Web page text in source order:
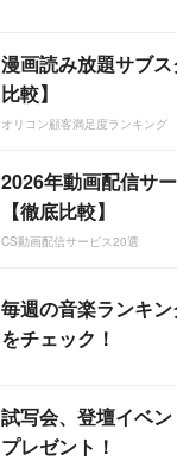
漫画読み放題サブ
比較】
オリコン顧客満足度ランキング
2026年動画配信サ
【徹底比較】
CS動画配信サービス20選
毎週の音楽ランキ
をチェック！
試写会、登壇イベ
プレゼント！